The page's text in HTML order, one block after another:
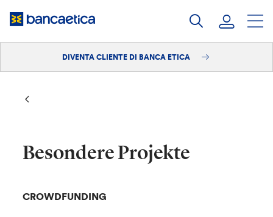
DIVENTA CLIENTE DI BANCA ETICA
Besondere Projekte
CROWDFUNDING